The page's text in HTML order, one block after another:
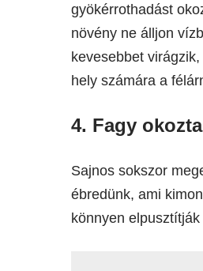
gyökérrothadást
növény ne álljon
kevesebbet
hely számára a
4. Fagy
Sajnos sokszor
ébredünk, ami
könnyen